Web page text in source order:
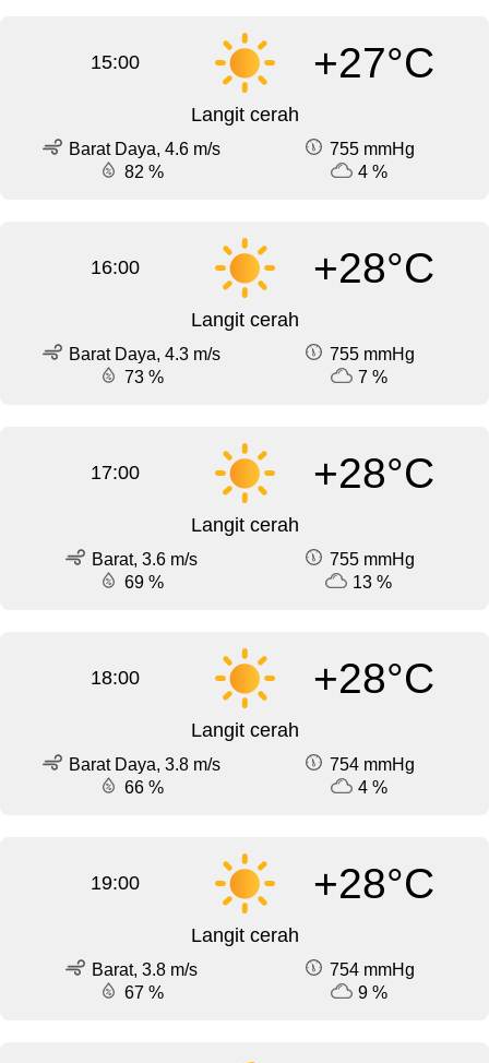
15:00 +27°C
Langit cerah
Barat Daya, 4.6 m/s
755 mmHg
82 %
4 %
16:00 +28°C
Langit cerah
Barat Daya, 4.3 m/s
755 mmHg
73 %
7 %
17:00 +28°C
Langit cerah
Barat, 3.6 m/s
755 mmHg
69 %
13 %
18:00 +28°C
Langit cerah
Barat Daya, 3.8 m/s
754 mmHg
66 %
4 %
19:00 +28°C
Langit cerah
Barat, 3.8 m/s
754 mmHg
67 %
9 %